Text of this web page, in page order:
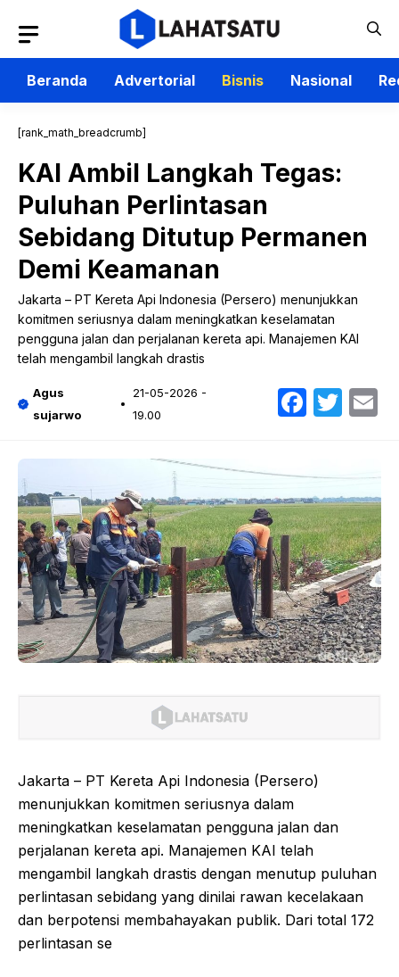
isi
Beranda
Advertorial Bisnis Nasional
[rank_math_breadcrumb]
KAI Ambil Langkah Tegas:
Puluhan Perlintasan
Sebidang Ditutup Permanen
Demi Keamanan
Jakarta – PT Kereta Api Indonesia (Persero) menunjukkan
komitmen seriusnya dalam meningkatkan keselamatan
pengguna jalan dan perjalanan kereta api. Manajemen KAI
telah mengambil langkah drastis
Agus
sujarwo
21-05-2026 -
19.00
Jakarta – PT Kereta Api Indonesia (Persero)
menunjukkan komitmen seriusnya dalam
meningkatkan keselamatan pengguna jalan dan
perjalanan kereta api. Manajemen KAI telah
mengambil langkah drastis dengan menutup puluhan
perlintasan sebidang yang dinilai rawan kecelakaan
dan berpotensi membahayakan publik. Dari total 172
perlintasan se